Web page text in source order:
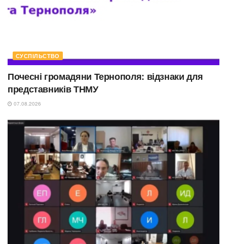
СУСПІЛЬСТВО
Почесні громадяни Тернополя: відзнаки для
представників ТНМУ
07.08.2026